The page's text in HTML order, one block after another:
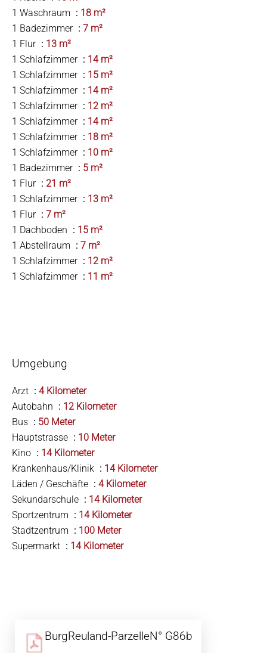
1 Waschraum
18 m²
1 Badezimmer
7 m²
1 Flur
13 m²
1 Schlafzimmer
14 m²
1 Schlafzimmer
15 m²
1 Schlafzimmer
14 m²
1 Schlafzimmer
12 m²
1 Schlafzimmer
14 m²
1 Schlafzimmer
18 m²
1 Schlafzimmer
10 m²
1 Badezimmer
5 m²
1 Flur
21 m²
1 Schlafzimmer
13 m²
1 Flur
7 m²
1 Dachboden
15 m²
1 Abstellraum
7 m²
1 Schlafzimmer
12 m²
1 Schlafzimmer
11 m²
Umgebung
Arzt
4 Kilometer
Autobahn
12 Kilometer
Bus
50 Meter
Hauptstrasse
10 Meter
Kino
14 Kilometer
Krankenhaus/Klinik
14 Kilometer
Läden / Geschäfte
4 Kilometer
Sekundarschule
14 Kilometer
Sportzentrum
14 Kilometer
Stadtzentrum
100 Meter
Supermarkt
14 Kilometer
BurgReuland-ParzelleN° G86b